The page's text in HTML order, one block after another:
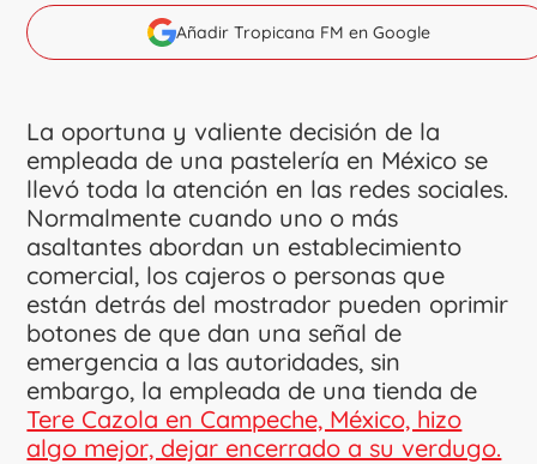
Añadir Tropicana FM en Google
La oportuna y valiente decisión de la
empleada de una pastelería en México se
llevó toda la atención en las redes sociales.
Normalmente cuando uno o más
asaltantes abordan un establecimiento
comercial, los cajeros o personas que
están detrás del mostrador pueden oprimir
botones de que dan una señal de
emergencia a las autoridades, sin
embargo, la empleada de una tienda de
Tere Cazola en Campeche, México, hizo
algo mejor, dejar encerrado a su verdugo.